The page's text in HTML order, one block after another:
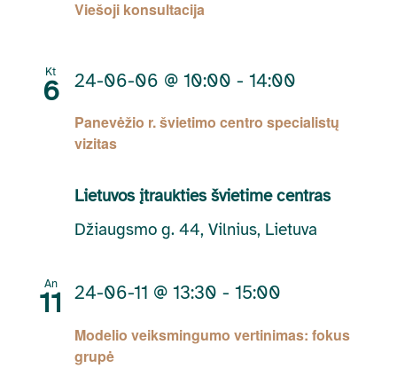
Viešoji konsultacija
Kt
6
Panevėžio r. švietimo centro specialistų
vizitas
24-06-06 @ 10:00 - 14:00
Lietuvos įtraukties švietime centras
Džiaugsmo g. 44, Vilnius, Lietuva
An
11
Modelio veiksmingumo vertinimas: fokus
grupė
24-06-11 @ 13:30 - 15:00